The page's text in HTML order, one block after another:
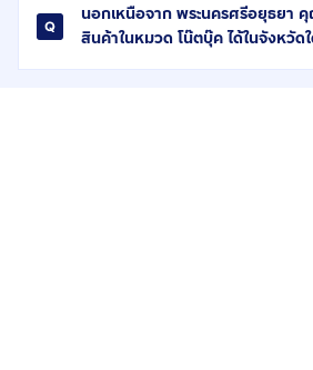
นอกเหนือจาก พระนครศรีอยุธยา
สินค้าในหมวด โน๊ตบุ๊ค ได้ในจังหวัด